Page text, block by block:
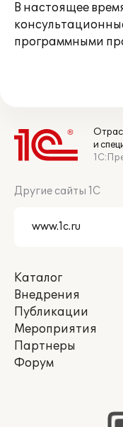
В настоящее
программными
и
Другие сайты 1С
Каталог
Внедрения
Публикации
Мероприятия
Партнеры
Форум